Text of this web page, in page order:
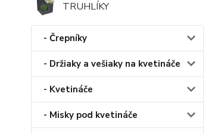
TRUHLÍKY
- Črepníky
- Držiaky a vešiaky na kvetináče
- Kvetináče
- Misky pod kvetináče